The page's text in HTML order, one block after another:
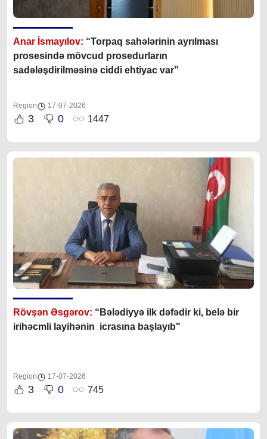
Anar İsmayılov: “Torpaq sahələrinin ayrılması
prosesində mövcud prosedurların
sadələşdirilməsinə ciddi ehtiyac var”
Region 17-07-2026
3 0 1447
Rövşən Əsgərov: “Bələdiyyə ilk dəfədir ki, belə bir
irihəcmli layihənin icrasına başlayıb"
Region 17-07-2026
3 0 745